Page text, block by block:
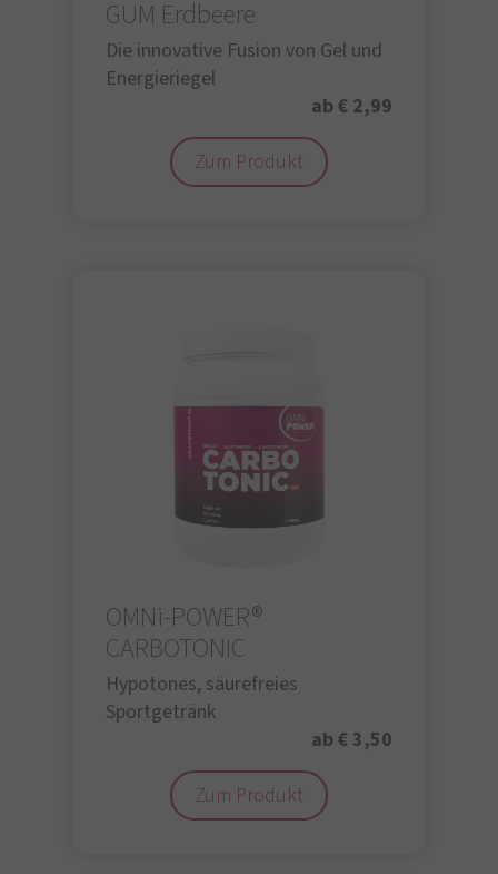
GUM Erdbeere
Die innovative Fusion von Gel und
Energieriegel
ab € 2,99
Zum Produkt
OMNi-POWER®
CARBOTONIC
Hypotones, säurefreies
Sportgetränk
ab € 3,50
Zum Produkt